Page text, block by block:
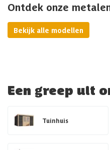
Ontdek onze
Bekijk alle modellen
Een greep uit
Tuinhuis